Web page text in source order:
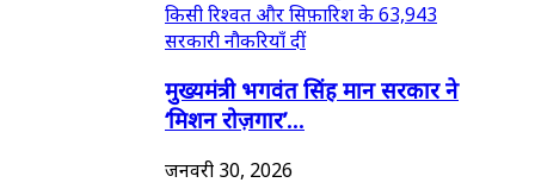
मुख्यमंत्री भगवंत सिंह मान सरकार ने
‘मिशन रोज़गार’...
जनवरी 30, 2026